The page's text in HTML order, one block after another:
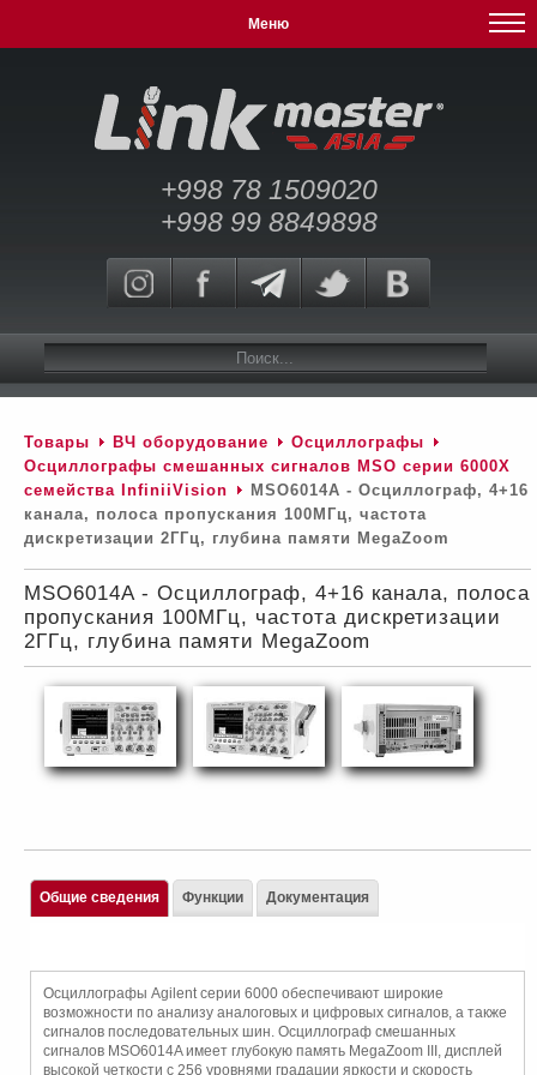
Меню
+998 78 1509020
+998 99 8849898
Товары ВЧ оборудование
Осциллографы
Осциллографы смешанных сигналов MSO серии 6000Х
семейства InfiniiVision
MSO6014A - Осциллограф, 4+16
канала, полоса пропускания 100МГц, частота
дискретизации 2ГГц, глубина памяти MegaZoom
MSO6014A - Осциллограф, 4+16 канала, полоса
пропускания 100МГц, частота дискретизации
2ГГц, глубина памяти MegaZoom
Общие сведения
Осциллографы Agilent серии 6000 обеспечивают широкие
возможности по анализу аналоговых и цифровых сигналов, а также
сигналов последовательных шин. Осциллограф смешанных
сигналов MSO6014A имеет глубокую память MegaZoom III, дисплей
высокой четкости с 256 уровнями градации яркости и скорость
Функции Документация